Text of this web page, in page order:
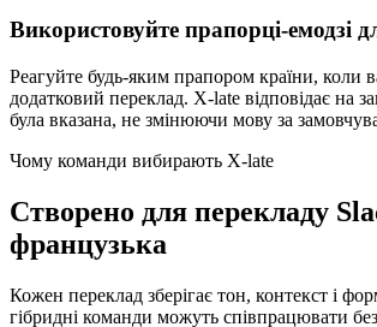
Використовуйте прапорці-емодзі
Реагуйте будь-яким прапором країни, коли
додатковий переклад. X-late відповідає на
була вказана, не змінюючи мову за
Чому команди вибирають X-late
Створено для перекладу
французька
Кожен переклад зберігає тон, контекст і
гібридні команди можуть співпрацювати